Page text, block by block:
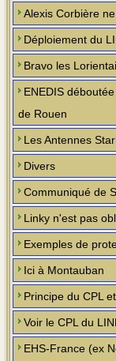
Alexis Corbière
Déploiement du
Bravo les
ENEDIS
de Rouen
Les Antennes
Divers
Communiqué de
Linky n'est pas
Exemples de
Ici à Montauban
Principe du CPL
Voir le CPL du
EHS-France (ex